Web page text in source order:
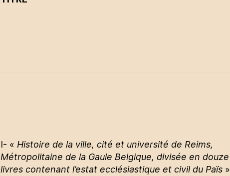
I- « Histoire de la ville, cité et université de Reims,
Métropolitaine de la Gaule Belgique, divisée en douze
livres contenant l’estat ecclésiastique et civil du Païs »